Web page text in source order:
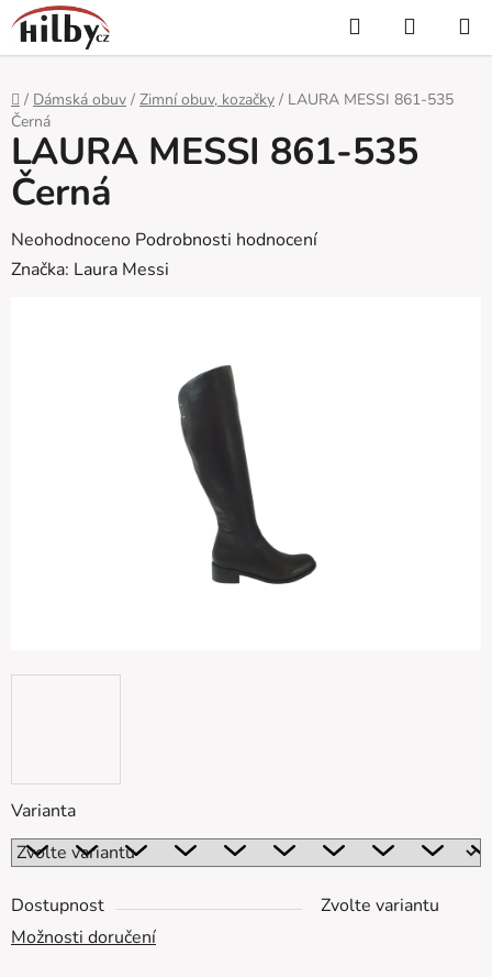
Přejít
na
obsah
Hledat
KOŠÍK
Domů
/ Dámská obuv / Zimní obuv, kozačky / LAURA MESSI 861-535
Černá
Varianta
Dostupnost
Zvolte variantu
Možnosti doručení
LAURA MESSI 861-535
Černá
Průměrné
hodnocení
Neohodnoceno Podrobnosti hodnocení
Značka: Laura Messi